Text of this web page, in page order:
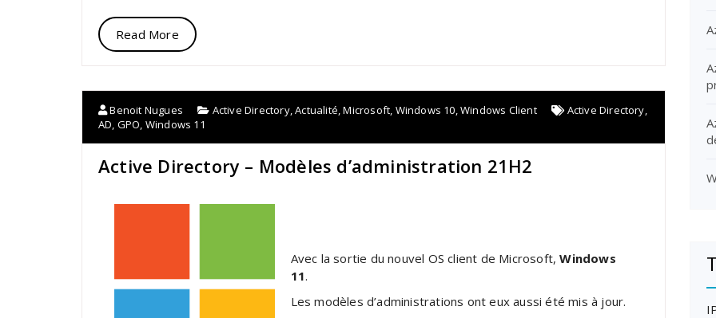
Read More
Benoit Nugues Active Directory,Actualité,Microsoft, Windows 10,Windows Client Active Directory,
AD, GPO, Windows 11
Active Directory – Modèles d’administration 21H2
Avec la sortie du nouvel OS client de Microsoft,Windows
11.
Les modèles d’administrations ont eux aussi été mis à jour.